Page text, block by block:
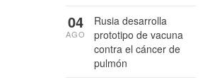
Rusia desarrolla
prototipo de vacuna
contra el cáncer de
pulmón
04
AGO